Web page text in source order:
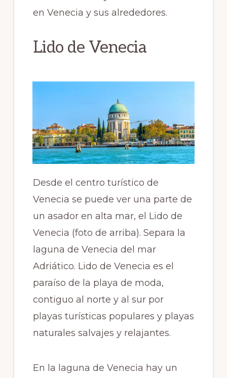
en Venecia y sus alrededores.
Lido de Venecia
Desde el centro turístico de
Venecia se puede ver una parte de
un asador en alta mar, el Lido de
Venecia (foto de arriba). Separa la
laguna de Venecia del mar
Adriático. Lido de Venecia es el
paraíso de la playa de moda,
contiguo al norte y al sur por
playas turísticas populares y playas
naturales salvajes y relajantes.
En la laguna de Venecia hay un